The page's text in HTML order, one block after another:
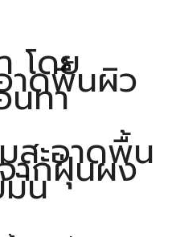
โดย
าดพื้นผิว
นทา
สะอาดพื้น
ากฝุ่นผง
มัน